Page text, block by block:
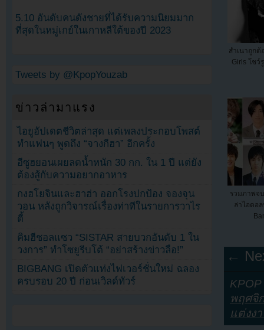
สำเนาถูกต้
Girls โชว์
รวมภาพจ
ล่าไอดอ
←
พฤศจิ
แต่งง
5.10 อันดับคนดังชายที่ได้รับความนิยมมาก
ที่สุดในหมู่เกย์ในเกาหลีใต้ของปี 2023
Tweets by @KpopYouzab
ข่าวล่ามาแรง
ไอยูอัปเดตชีวิตล่าสุด แต่เพลงประกอบโพสต์
ทำแฟนๆ พูดถึง “จางกีฮา” อีกครั้ง
อีซูฮยอนเผยลดน้ำหนัก 30 กก. ใน 1 ปี แต่ยัง
ต้องสู้กับความอยากอาหาร
กงฮโยจินและฮาฮ่า ออกโรงปกป้อง จองจุน
วอน หลังถูกวิจารณ์เรื่องท่าทีในรายการวาไร
ตี้
คิมฮีชอลแซว “SISTAR สายบวกอันดับ 1 ใน
วงการ” ทำโซยูรีบโต้ “อย่าสร้างข่าวลือ!”
BIGBANG เปิดตัวแท่งไฟเวอร์ชั่นใหม่ ฉลอง
ครบรอบ 20 ปี ก่อนเวิลด์ทัวร์